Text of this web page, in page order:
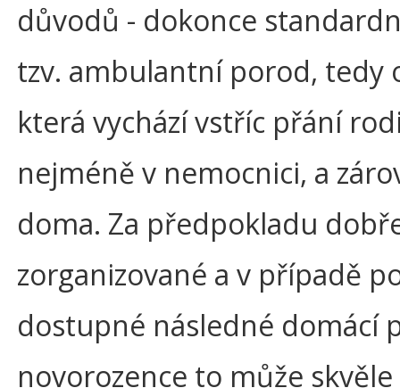
důvodů - dokonce
tzv. ambulantní porod, tedy
která vychází vstříc přání
nejméně v nemocnici, a
doma. Za předpokladu
zorganizované a v případě
dostupné následné domácí
novorozence to může